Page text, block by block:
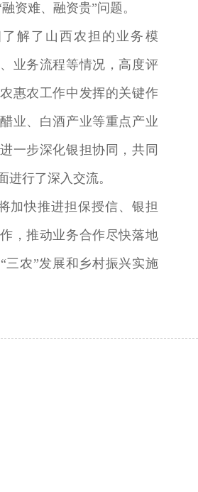
资难、融资贵”问题。
解了山西农担的业务模
业务流程等情况，高度评
惠农工作中发挥的关键作
业、白酒产业等重点产业
一步深化银担协同，共同
进行了深入交流。
加快推进担保授信、银担
，推动业务合作尽快落地
“三农”发展和乡村振兴实施